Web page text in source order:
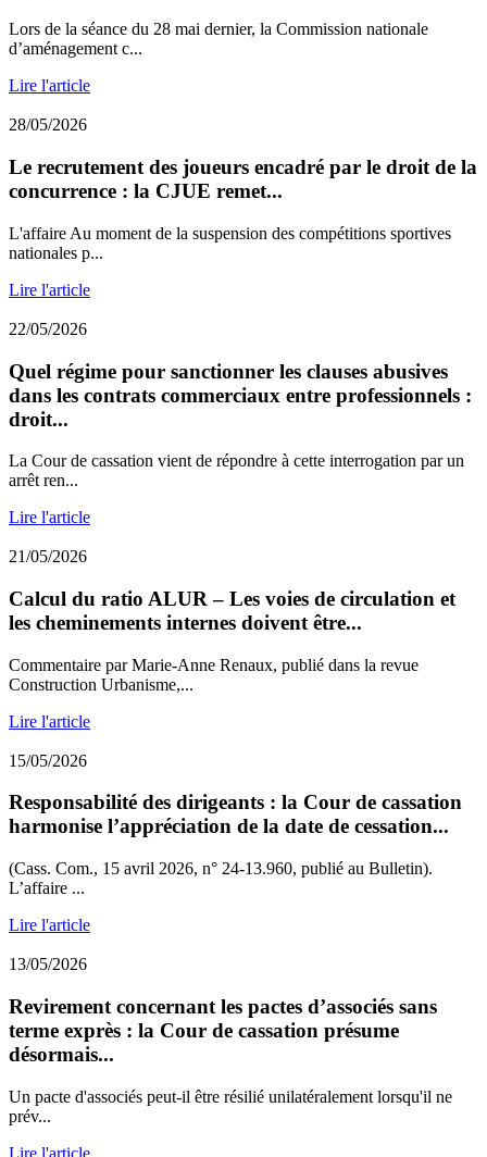
Lors de la séance du 28 mai dernier, la Commission nationale
d’aménagement c...
Lire l'article
28/05/2026
Le recrutement des joueurs encadré par le droit de la
concurrence : la CJUE remet...
L'affaire Au moment de la suspension des compétitions sportives
nationales p...
Lire l'article
22/05/2026
Quel régime pour sanctionner les clauses abusives
dans les contrats commerciaux entre professionnels :
droit...
La Cour de cassation vient de répondre à cette interrogation par un
arrêt ren...
Lire l'article
21/05/2026
Calcul du ratio ALUR – Les voies de circulation et
les cheminements internes doivent être...
Commentaire par Marie-Anne Renaux, publié dans la revue
Construction Urbanisme,...
Lire l'article
15/05/2026
Responsabilité des dirigeants : la Cour de cassation
harmonise l’appréciation de la date de cessation...
(Cass. Com., 15 avril 2026, n° 24-13.960, publié au Bulletin).
L’affaire ...
Lire l'article
13/05/2026
Revirement concernant les pactes d’associés sans
terme exprès : la Cour de cassation présume
désormais...
Un pacte d'associés peut-il être résilié unilatéralement lorsqu'il ne
prév...
Lire l'article